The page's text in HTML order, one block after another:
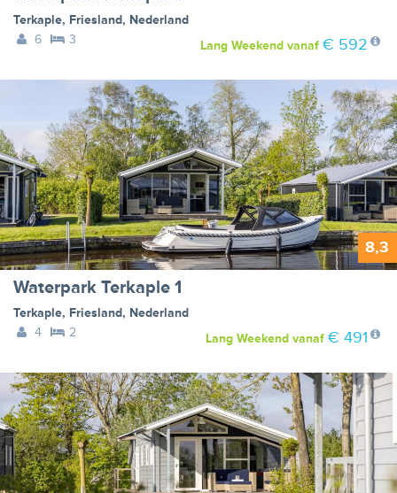
Terkaple, Friesland, Nederland
6
3 Lang Weekendvanaf € 592
8,3
Waterpark Terkaple 1
Terkaple, Friesland, Nederland
4
2 Lang Weekendvanaf € 491